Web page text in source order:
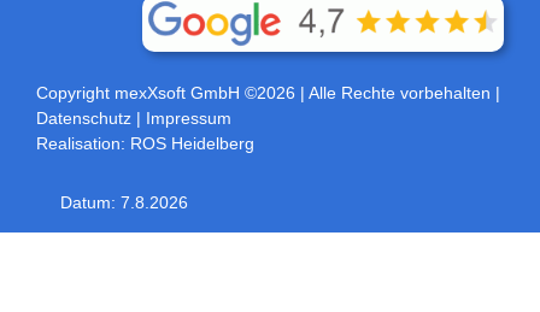
Copyright mexXsoft GmbH ©2026 | Alle Rechte vorbehalten |
Datenschutz | Impressum
Realisation: ROS Heidelberg
Datum: 7.8.2026